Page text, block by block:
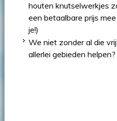
houten knutselwerkjes
een betaalbare prijs
je!)
We niet zonder al die
allerlei gebieden